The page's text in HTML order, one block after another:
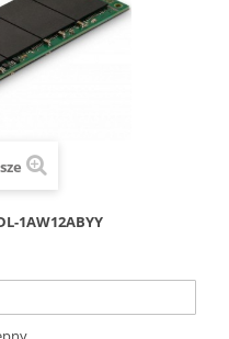
1AW12ABYY